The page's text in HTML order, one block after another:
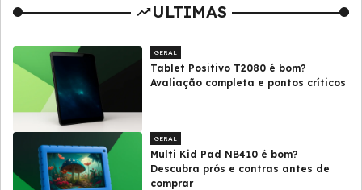
ULTIMAS
GERAL
Tablet Positivo T2080 é bom?
Avaliação completa e pontos críticos
GERAL
Multi Kid Pad NB410 é bom?
Descubra prós e contras antes de
comprar